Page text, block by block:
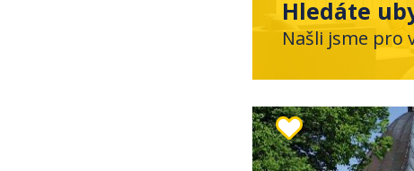
Hledáte
Našli jsme pro